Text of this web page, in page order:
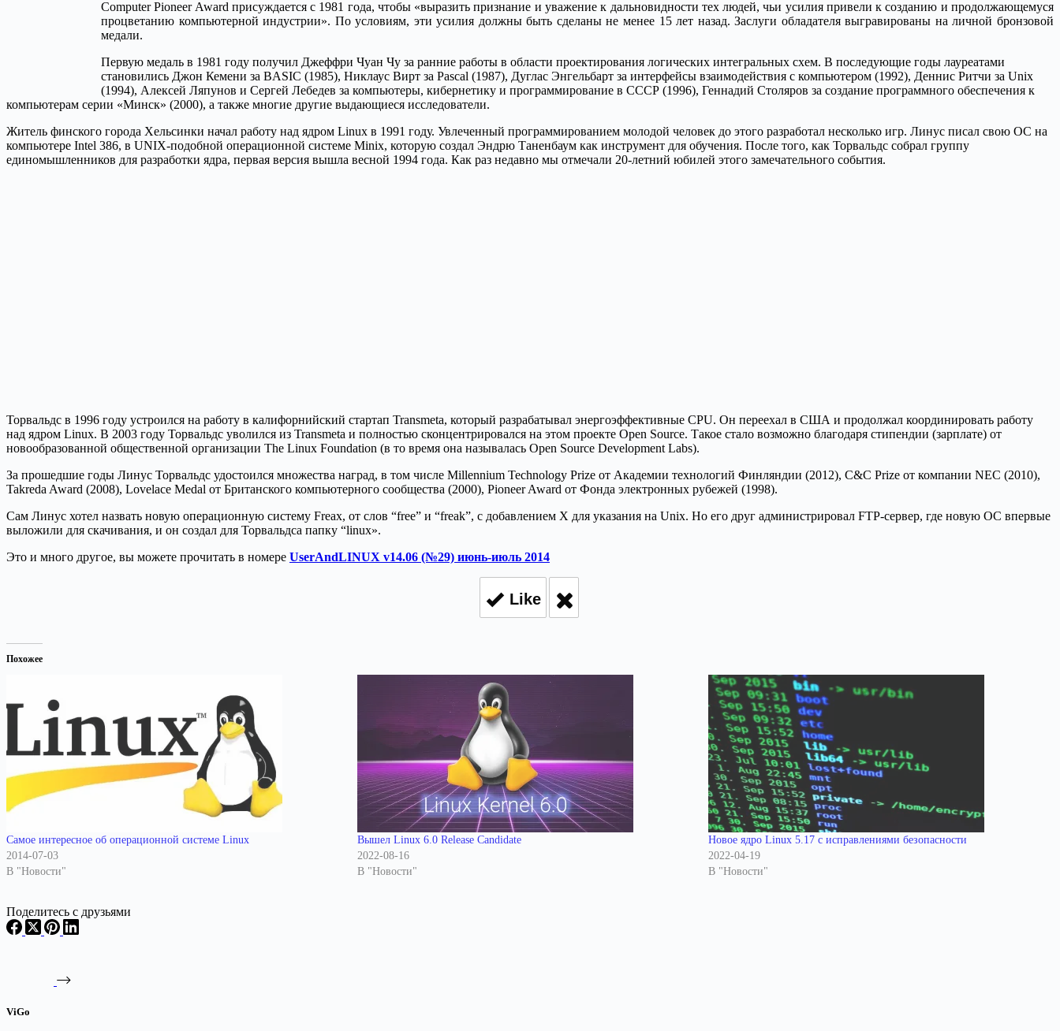
Computer Pioneer Award присуждается с 1981 года, чтобы «выразить признание и уважение к дальновидности тех людей, чьи усилия привели к созданию и продолжающемуся
процветанию компьютерной индустрии». По условиям, эти усилия должны быть сделаны не менее 15 лет назад. Заслуги обладателя выгравированы на личной бронзовой
медали.
Первую медаль в 1981 году получил Джеффри Чуан Чу за ранние работы в области проектирования логических интегральных схем. В последующие годы лауреатами
становились Джон Кемени за BASIC (1985), Никлаус Вирт за Pascal (1987), Дуглас Энгельбарт за интерфейсы взаимодействия с компьютером (1992), Деннис Ритчи за Unix
(1994), Алексей Ляпунов и Сергей Лебедев за компьютеры, кибернетику и программирование в СССР (1996), Геннадий Столяров за создание программного обеспечения к
компьютерам серии «Минск» (2000), а также многие другие выдающиеся исследователи.
Житель финского города Хельсинки начал работу над ядром Linux в 1991 году. Увлеченный программированием молодой человек до этого разработал несколько игр. Линус писал свою ОС на
компьютере Intel 386, в UNIX-подобной операционной системе Minix, которую создал Эндрю Таненбаум как инструмент для обучения. После того, как Торвальдс собрал группу
единомышленников для разработки ядра, первая версия вышла весной 1994 года. Как раз недавно мы отмечали 20-летний юбилей этого замечательного события.
Торвальдс в 1996 году устроился на работу в калифорнийский стартап Transmeta, который разрабатывал энергоэффективные CPU. Он переехал в США и продолжал координировать работу
над ядром Linux. В 2003 году Торвальдс уволился из Transmeta и полностью сконцентрировался на этом проекте Open Source. Такое стало возможно благодаря стипендии (зарплате) от
новообразованной общественной организации The Linux Foundation (в то время она называлась Open Source Development Labs).
За прошедшие годы Линус Торвальдс удостоился множества наград, в том числе Millennium Technology Prize от Академии технологий Финляндии (2012), C&C Prize от компании NEC (2010),
Takreda Award (2008), Lovelace Medal от Британского компьютерного сообщества (2000), Pioneer Award от Фонда электронных рубежей (1998).
Сам Линус хотел назвать новую операционную систему Freax, от слов “free” и “freak”, с добавлением X для указания на Unix. Но его друг администрировал FTP-сервер, где новую ОС впервые
выложили для скачивания, и он создал для Торвальдса папку “linux».
Это и много другое, вы можете прочитать в номере UserAndLINUX v14.06 (№29) июнь-июль 2014
Like
Похожее
Самое интересное об операционной системе Linux
2014-07-03
В "Новости"
Вышел Linux 6.0 Release Candidate
2022-08-16
В "Новости"
Новое ядро ​​Linux 5.17 с исправлениями безопасности
2022-04-19
В "Новости"
Поделитесь с друзьями
ViGo